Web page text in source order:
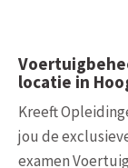
locatie in
Kreeft
jou de
examen